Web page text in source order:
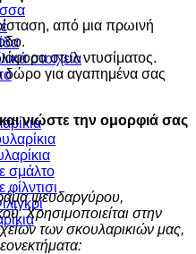
στοιχεία
σμάλτο
από μια πρωινή
στυλ ντυσίματος.
δώρο για αγαπημένα σας
νιώστε την ομορφιά σας
ψευδαργύρου,
Χρησιμοποιείται στην
των σκουλαρικιών μας,